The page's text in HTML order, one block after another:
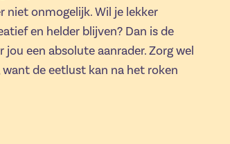
niet onmogelijk. Wil je lekker
en helder blijven? Dan is de
een absolute aanrader. Zorg wel
de eetlust kan na het roken